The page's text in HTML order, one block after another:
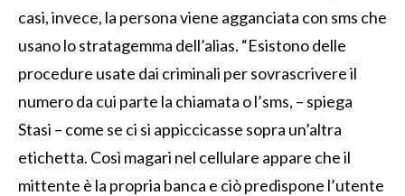
casi, invece, la persona viene agganciata con sms che
usano lo stratagemma dell’alias. “Esistono delle
procedure usate dai criminali per sovrascrivere il
numero da cui parte la chiamata o l’sms, – spiega
Stasi – come se ci si appiccicasse sopra un’altra
etichetta. Così magari nel cellulare appare che il
mittente è la propria banca e ciò predispone l’utente